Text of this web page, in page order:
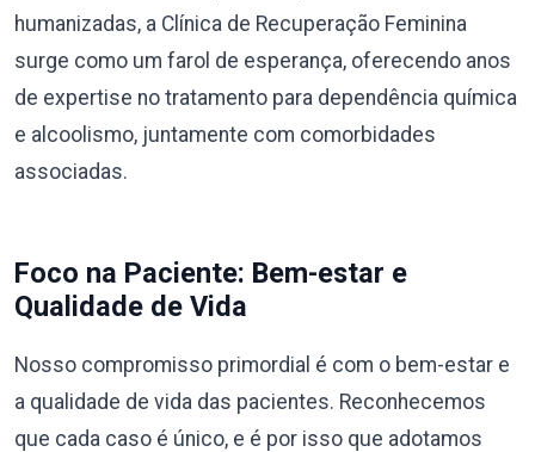
humanizadas, a Clínica de Recuperação Feminina
surge como um farol de esperança, oferecendo anos
de expertise no tratamento para dependência química
e alcoolismo, juntamente com comorbidades
associadas.
Foco na Paciente: Bem-estar e
Qualidade de Vida
Nosso compromisso primordial é com o bem-estar e
a qualidade de vida das pacientes. Reconhecemos
que cada caso é único, e é por isso que adotamos